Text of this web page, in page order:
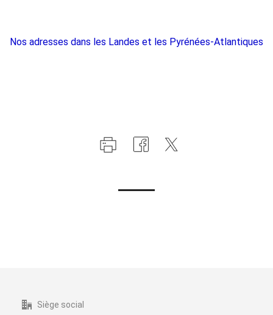
Nos adresses dans les Landes et les Pyrénées-Atlantiques
Siège social